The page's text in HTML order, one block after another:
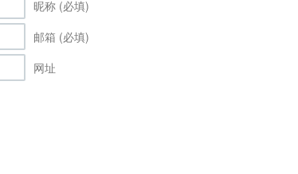
昵称 (必填)
邮箱 (必填)
网址